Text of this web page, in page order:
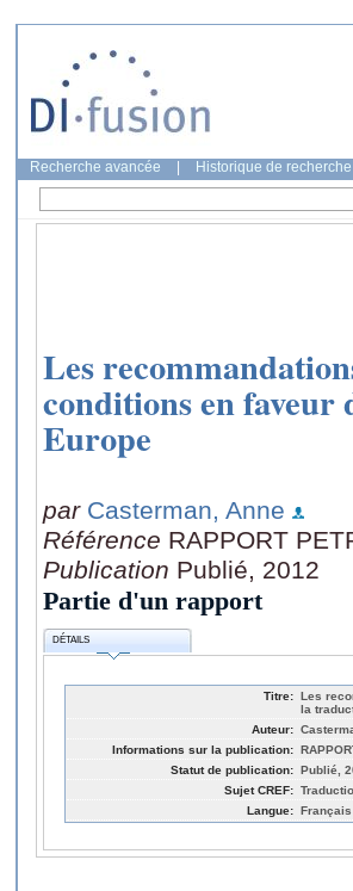
Recherche avancée Historique de recherche
Les
conditions en
Europe
par Casterman, Anne
Référence RAPPORT
Publication Publié, 2012
Partie d'un rapport
DÉTAILS
Titre: Les
la
Auteur:
Informations sur la publication:
Statut de publication: Publié,
Sujet CREF:
Langue: Français